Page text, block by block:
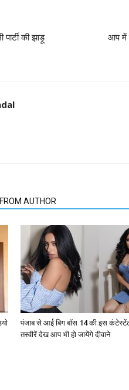
की झाड़ू
आप में
AUTHOR
पंजाब से आई बिग बॉस 14 की इस
तस्वीरें देख आप भी हो जायेंगे दीवाने